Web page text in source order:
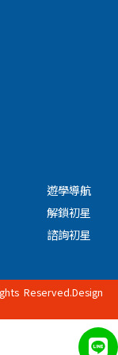
遊學導航
解鎖初星
諮詢初星
Reserved.Design